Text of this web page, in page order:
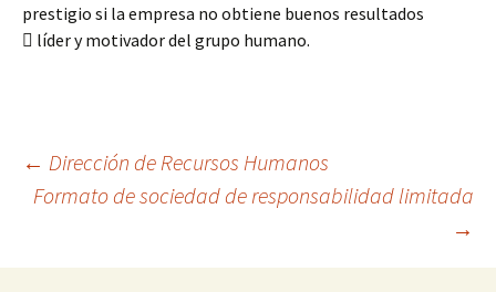
prestigio si la empresa no obtiene buenos resultados
 líder y motivador del grupo humano.
Navegación
← Dirección de Recursos Humanos
Formato de sociedad de responsabilidad limitada
→